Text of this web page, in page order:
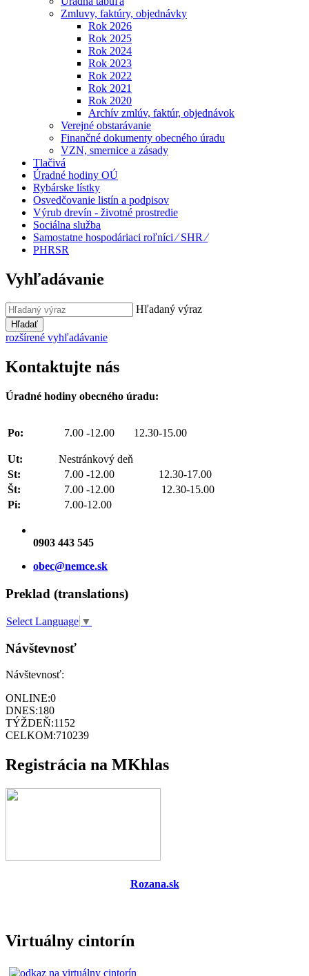
Zmluvy, faktúry, objednávky
Rok 2026
Rok 2025
Rok 2024
Rok 2023
Rok 2022
Rok 2021
Rok 2020
Archív zmlúv, faktúr, objednávok
Verejné obstarávanie
Finančné dokumenty obecného úradu
VZN, smernice a zásady
Tlačivá
Úradné hodiny OÚ
Rybárske lístky
Osvedčovanie listín a podpisov
Výrub drevín - životné prostredie
Sociálna služba
Samostatne hospodáriaci roľníci ⁄ SHR ⁄
PHRSR
Vyhľadávanie
Hľadaný výraz
Hľadať
rozšírené vyhľadávanie
Kontaktujte nás
Úradné hodiny obecného úradu:
Po: 7.00 -12.00 12.30-15.00
Ut:
Nestránkový deň
St:
7.00 -12.00 12.30-17.00
Št:
7.00 -12.00 12.30-15.00
Pi:
7.00-12.00
0903 443 545
obec@nemce.sk
Preklad (translations)
Select Language ▼
Návštevnosť
Návštevnosť:
ONLINE:0
DNES:180
TÝŽDEŇ:1152
CELKOM:710239
Registrácia na MKhlas
Rozana.sk
Virtuálny cintorín